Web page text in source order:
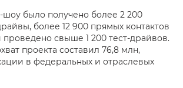
было получено более 2 200
более 12 900 прямых контактов
свыше 1 200 тест-драйвов.
проекта составил 76,8 млн,
в федеральных и отраслевых